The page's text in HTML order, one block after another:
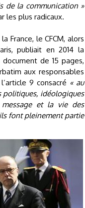
de la communication »
les plus radicaux.
France, le CFCM, alors
publiait en 2014 la
document de 15 pages,
aux responsables
9 consacré « au
politiques, idéologiques
et la vie des
font pleinement partie